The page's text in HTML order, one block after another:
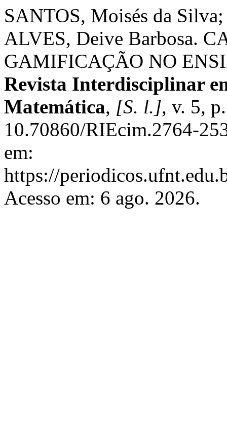
SANTOS, Moisés da
ALVES, Deive Barbosa.
GAMIFICAÇÃO NO
Revista Interdisciplinar
Matemática, [S. l.], v. 5,
10.70860/RIEcim.2764-
em:
https://
Acesso em: 6 ago. 2026.